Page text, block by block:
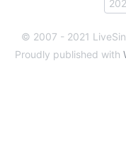
© 2007 - 2021
Proudly published with